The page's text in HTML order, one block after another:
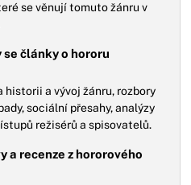
se věnují tomuto žánru v
články o hororu
historii a vývoj žánru, rozbory
sociální přesahy, analýzy
režisérů a spisovatelů.
a recenze z hororového